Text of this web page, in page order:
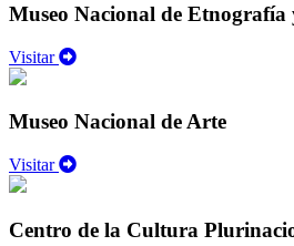
Museo Nacional de
Visitar
Museo Nacional de Arte
Visitar
Centro de la Cultura